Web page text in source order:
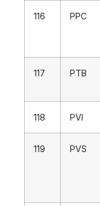
116 PPC
117 PTB
118 PVI
119 PVS